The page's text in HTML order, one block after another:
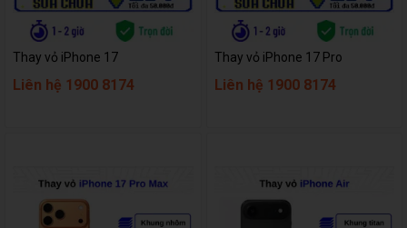
Thay vỏ iPhone 17
Liên hệ 1900 8174
Thay vỏ iPhone 17 Pro
Liên hệ 1900 8174